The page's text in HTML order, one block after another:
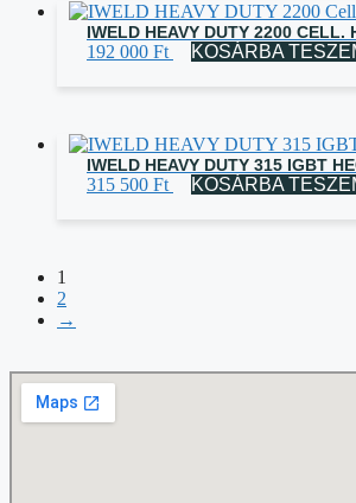
IWELD HEAVY DUTY 2200 CELL.
192 000 Ft KOSÁRBA
IWELD HEAVY DUTY 315 IGBT
315 500 Ft KOSÁRBA
1
2
→